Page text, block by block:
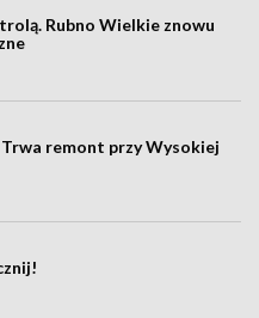
Rubno Wielkie znowu
Trwa remont przy Wysokiej